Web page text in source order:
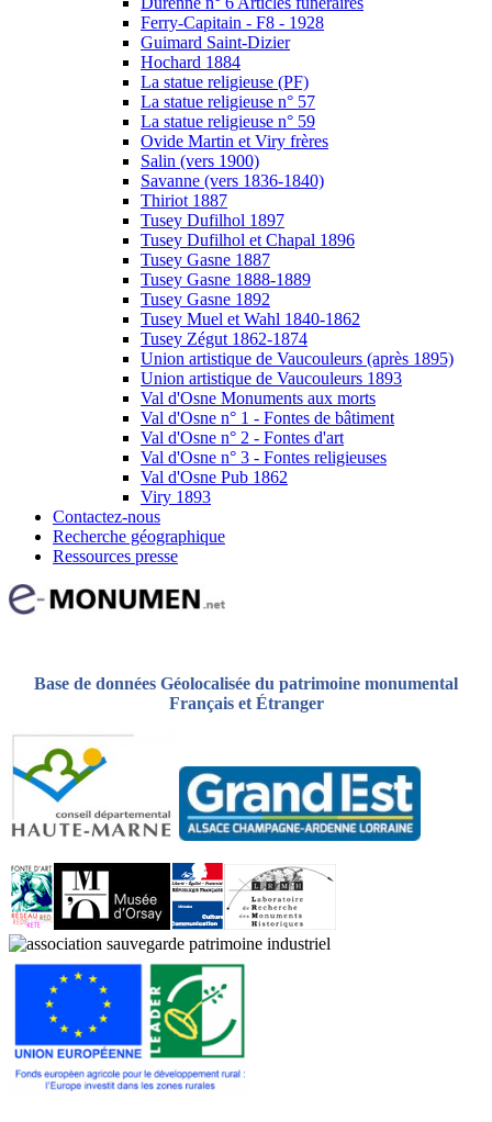
Ferry-Capitain - F8 - 1928
Guimard Saint-Dizier
Hochard 1884
La statue religieuse (PF)
La statue religieuse n° 57
La statue religieuse n° 59
Ovide Martin et Viry frères
Salin (vers 1900)
Savanne (vers 1836-1840)
Thiriot 1887
Tusey Dufilhol 1897
Tusey Dufilhol et Chapal 1896
Tusey Gasne 1887
Tusey Gasne 1888-1889
Tusey Gasne 1892
Tusey Muel et Wahl 1840-1862
Tusey Zégut 1862-1874
Union artistique de Vaucouleurs (après 1895)
Union artistique de Vaucouleurs 1893
Val d'Osne Monuments aux morts
Val d'Osne n° 1 - Fontes de bâtiment
Val d'Osne n° 2 - Fontes d'art
Val d'Osne n° 3 - Fontes religieuses
Val d'Osne Pub 1862
Viry 1893
Contactez-nous
Recherche géographique
Ressources presse
Base de données Géolocalisée du patrimoine monumental
Français et Étranger